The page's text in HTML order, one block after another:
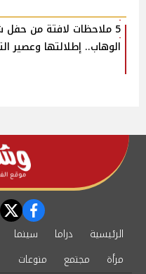
5 ملاحظات لافتة من حفل
الوهاب.. إطلالتها وعصير
الرئيسية دراما سينما
مرأة
مجتمع منوعات